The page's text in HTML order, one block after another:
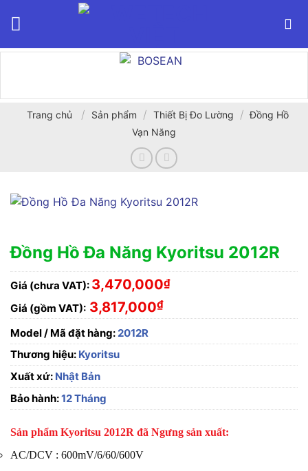
Trang chủ / Sản phẩm / Thiết Bị Đo Lường / Đồng Hồ
Vạn Năng
Đồng Hồ Đa Năng Kyoritsu 2012R
Giá (chưa VAT): 3,470,000₫
Giá (gồm VAT): 3,817,000₫
Model / Mã đặt hàng:2012R
Thương hiệu: Kyoritsu
Xuất xứ: Nhật Bản
Bảo hành:12 Tháng
Sản phẩm Kyoritsu 2012R đã Ngưng sản xuất:
AC/DCV : 600mV/6/60/600V